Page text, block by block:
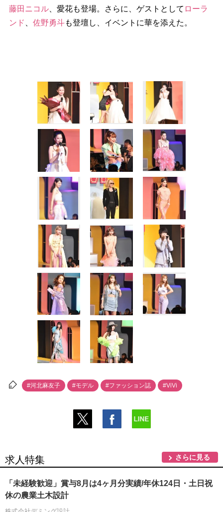
藤田ニコル、愛花も登場。さらに、ゲストとして ローラ
ンド
佐野勇斗も登壇し、イベントに華を添えた。
#河北麻友子 #モデル #ファッション誌 #ViVi
求人特集 さらに見る
「未経験歓迎」賞与8月は4ヶ月分実績/年休124日・土日祝
休の農業土木設計